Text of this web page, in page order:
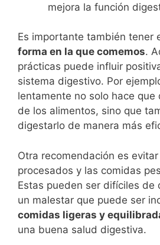
mejora la función
Es importante también tener
forma en la que comemos.
prácticas puede influir
sistema digestivo. Por
lentamente no solo hace que
de los alimentos, sino que
digestarlo de manera más
Otra recomendación es
procesados y las comidas
Estas pueden ser difíciles de
un malestar que puede ser
comidas ligeras y
una buena salud digestiva.